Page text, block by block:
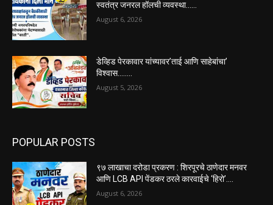
स्वतंत्र जनरल हॉलची व्यवस्था……
August 6, 2026
डेव्हिड पेरकावार यांच्यावर’ताई आणि साहेबांचा’
विश्वास……..
August 5, 2026
POPULAR POSTS
९७ लाखाचा दरोडा प्रकरण : शिरपूरचे ठाणेदार मनवर
आणि LCB API पेंडकर ठरले कारवाईचे ‘हिरो’….
August 6, 2026